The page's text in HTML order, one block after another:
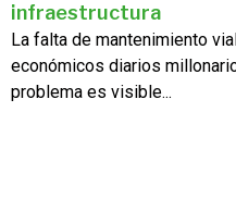
infraestructura
La falta de mantenimiento
económicos diarios
problema es visible...